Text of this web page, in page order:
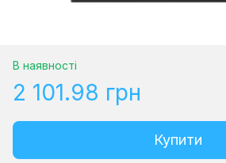
В наявності
2 101.98 грн
Купити